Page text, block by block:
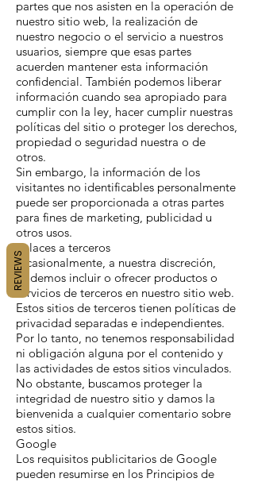
partes que nos asisten en la operación de
nuestro sitio web, la realización de
nuestro negocio o el servicio a nuestros
usuarios, siempre que esas partes
acuerden mantener esta información
confidencial. También podemos liberar
información cuando sea apropiado para
cumplir con la ley, hacer cumplir nuestras
políticas del sitio o proteger los derechos,
propiedad o seguridad nuestra o de
otros.
Sin embargo, la información de los
visitantes no identificables personalmente
puede ser proporcionada a otras partes
para fines de marketing, publicidad u
otros usos.
Enlaces a terceros
Ocasionalmente, a nuestra discreción,
podemos incluir o ofrecer productos o
servicios de terceros en nuestro sitio web.
Estos sitios de terceros tienen políticas de
privacidad separadas e independientes.
Por lo tanto, no tenemos responsabilidad
ni obligación alguna por el contenido y
las actividades de estos sitios vinculados.
No obstante, buscamos proteger la
integridad de nuestro sitio y damos la
bienvenida a cualquier comentario sobre
estos sitios.
Google
Los requisitos publicitarios de Google
pueden resumirse en los Principios de
REVIEWS